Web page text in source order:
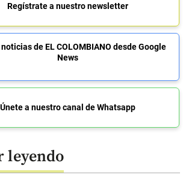
Regístrate a nuestro newsletter
de EL COLOMBIANO desde Google
News
Únete a nuestro canal de Whatsapp
leyendo